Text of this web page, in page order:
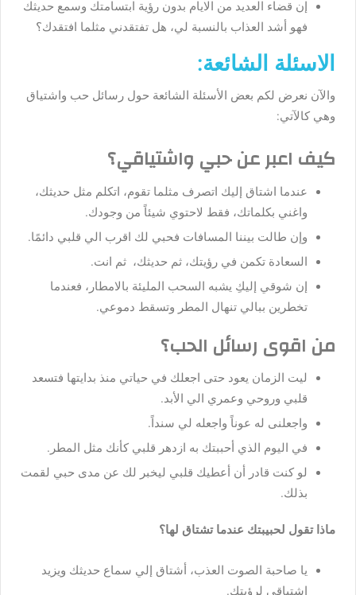
إن قضاء العديد من الايام بدون رؤية ابتسامتك وسمع حديثك
فهو أشد العذاب بالنسبة لي، هل تفتقدني مثلما افتقدك؟
الاسئلة الشائعة:
والآن نعرض لكم بعض الأسئلة الشائعة حول رسائل حب واشتياق
وهي كالآتي:
كيف اعبر عن حبي واشتياقي؟
عندما اشتاق إليك اتصرف مثلما تقوم، اتكلم مثل حديثك،
واغني بكلماتك، فقط لاحتوي شيئاً من وجودك.
وإن طالت بيننا المسافات فحبي لك اقرب الي قلبي دائمًا.
السعادة تكمن في رؤيتك، ثم حديثك، ثم انت.
إن شوقي إليكِ يشبه السحب المليئة بالامطار، فعندما
تخطرين ببالي تنهال المطر وتسقط دموعي.
من اقوى رسائل الحب؟
ليت الزمان يعود حتى اجعلك في حياتي منذ بدايتها فتسعد
قلبي وروحي وعمري الي الأبد.
واجعلنى له عوناً واجعله لي سنداً.
في اليوم الذي أحببتك به ازدهر قلبي كأنك مثل المطر.
لو كنت قادر أن أعطيك قلبي ليخبر لك عن مدى حبي لقمت
بذلك.
ماذا تقول لحبيبتك عندما تشتاق لها؟
يا صاحبة الصوت العذب، أشتاق إلي سماع حديثك ويزيد
اشتياقي لرؤيتك.